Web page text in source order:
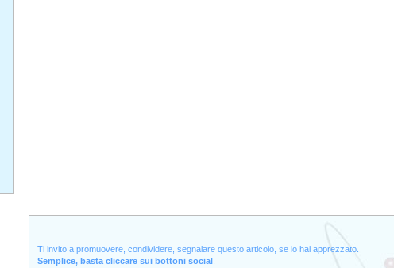
Ti invito a promuovere, condividere, segnalare questo articolo, se lo hai apprezzato.
Semplice, basta cliccare sui bottoni social.